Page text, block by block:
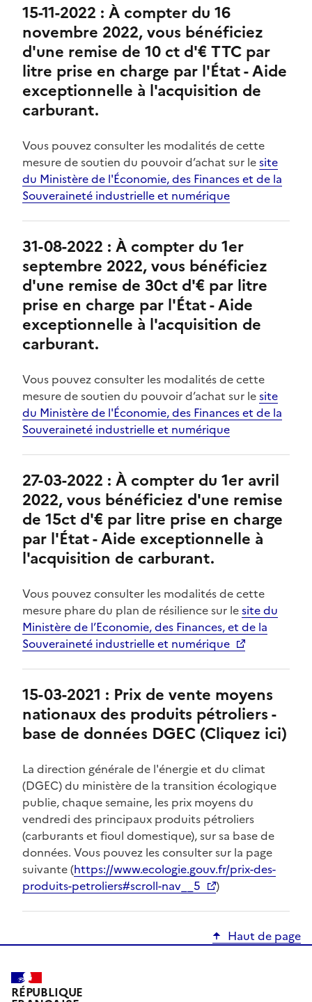
15-11-2022 : À compter du 16
novembre 2022, vous bénéficiez
d'une remise de 10 ct d'€ TTC par
litre prise en charge par l'État - Aide
exceptionnelle à l'acquisition de
carburant.
Vous pouvez consulter les modalités de cette
mesure de soutien du pouvoir d’achat sur lesite
du Ministère de l'Économie, des Finances et de la
Souveraineté industrielle et numérique
31-08-2022 : À compter du 1er
septembre 2022, vous bénéficiez
d'une remise de 30ct d'€ par litre
prise en charge par l'État - Aide
exceptionnelle à l'acquisition de
carburant.
Vous pouvez consulter les modalités de cette
mesure de soutien du pouvoir d’achat sur lesite
du Ministère de l'Économie, des Finances et de la
Souveraineté industrielle et numérique
27-03-2022 : À compter du 1er avril
2022, vous bénéficiez d'une remise
de 15ct d'€ par litre prise en charge
par l'État - Aide exceptionnelle à
l'acquisition de carburant.
Vous pouvez consulter les modalités de cette
mesure phare du plan de résilience sur lesite du
Ministère de l’Economie, des Finances, et de la
Souveraineté industrielle et numérique
15-03-2021 : Prix de vente moyens
nationaux des produits pétroliers -
base de données DGEC (Cliquez ici)
La direction générale de l'énergie et du climat
(DGEC) du ministère de la transition écologique
publie, chaque semaine, les prix moyens du
vendredi des principaux produits pétroliers
(carburants et fioul domestique), sur sa base de
données. Vous pouvez les consulter sur la page
suivante (https://www.ecologie.gouv.fr/prix-des-
produits-petroliers#scroll-nav__5
)
Haut de page
RÉPUBLIQUE